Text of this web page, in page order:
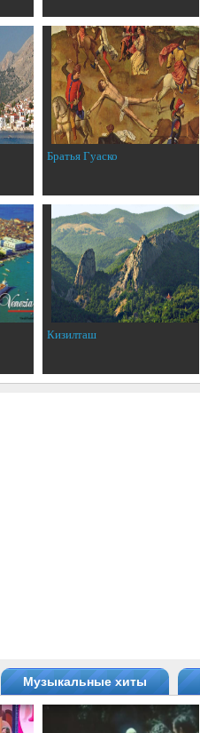
Братья Гуаско
Кизилташ
Музыкальные хиты